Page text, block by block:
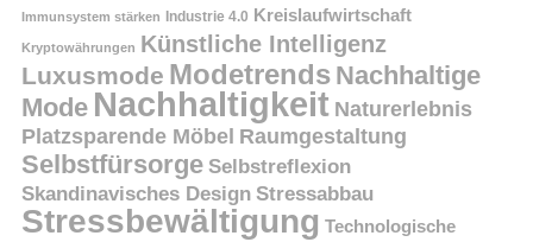
Immunsystem stärken Industrie 4.0 Kreislaufwirtschaft
Kryptowährungen Künstliche Intelligenz
Luxusmode Modetrends Nachhaltige
Mode Nachhaltigkeit Naturerlebnis
Platzsparende Möbel Raumgestaltung
Selbstfürsorge Selbstreflexion
Skandinavisches Design Stressabbau
Stressbewältigung Technologische